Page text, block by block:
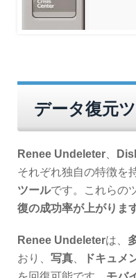
データ復元
Renee Undeleter
それぞれ独自の特徴を
ツールです。これらの
復の成功率が上がりま
Renee Undeleterは、
おり、 写真 ドキュメ